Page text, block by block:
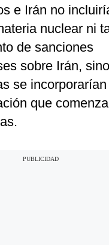
e Irán no
nuclear ni
de sanciones
sobre Irán,
se
que